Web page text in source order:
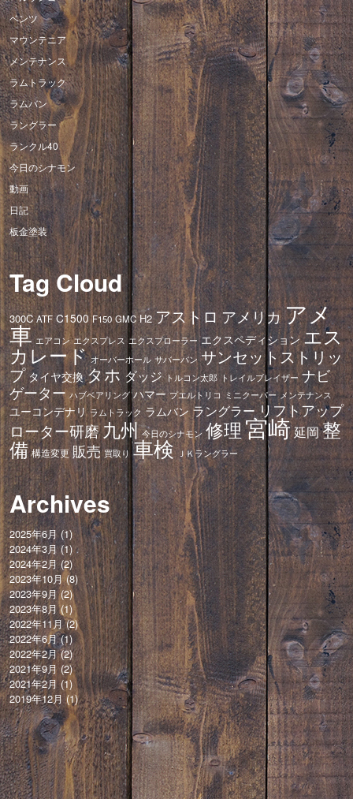
ベンツ
マウンテニア
メンテナンス
ラムトラック
ラムバン
ラングラー
ランクル40
今日のシナモン
動画
日記
板金塗装
Tag Cloud
300C ATF C1500 F150 GMC H2 アストロアメリカアメ
車 エアコン エクスプレス エクスプローラー エクスペディション エス
カレード オーバーホール サバーバン サンセットストリッ
プタイヤ交換タホ ダッジ トルコン太郎 トレイルブレイザー ナビ
ゲーター ハブベアリング ハマー プエルトリコ ミニクーパー メンテナンス
ユーコンデナリ ラムトラック ラムバン ラングラー リフトアップ
ローター研磨九州 今日のシナモン 修理宮崎延岡整
備 構造変更 販売 買取り 車検 ＪＫラングラー
Archives
2025年6月(1)
2024年3月(1)
2024年2月(2)
2023年10月(8)
2023年9月(2)
2023年8月(1)
2022年11月(2)
2022年6月(1)
2022年2月(2)
2021年9月 (2)
2021年2月(1)
2019年12月(1)